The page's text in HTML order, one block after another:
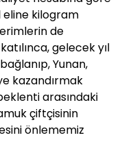
eline kilogram
de
gelecek yıl
Yunan,
kazandırmak
arasındaki
çiftçisinin
önlememiz